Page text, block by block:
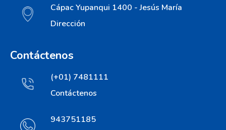
Cápac Yupanqui 1400 - Jesús María
Dirección
Contáctenos
(+01) 7481111
Contáctenos
943751185